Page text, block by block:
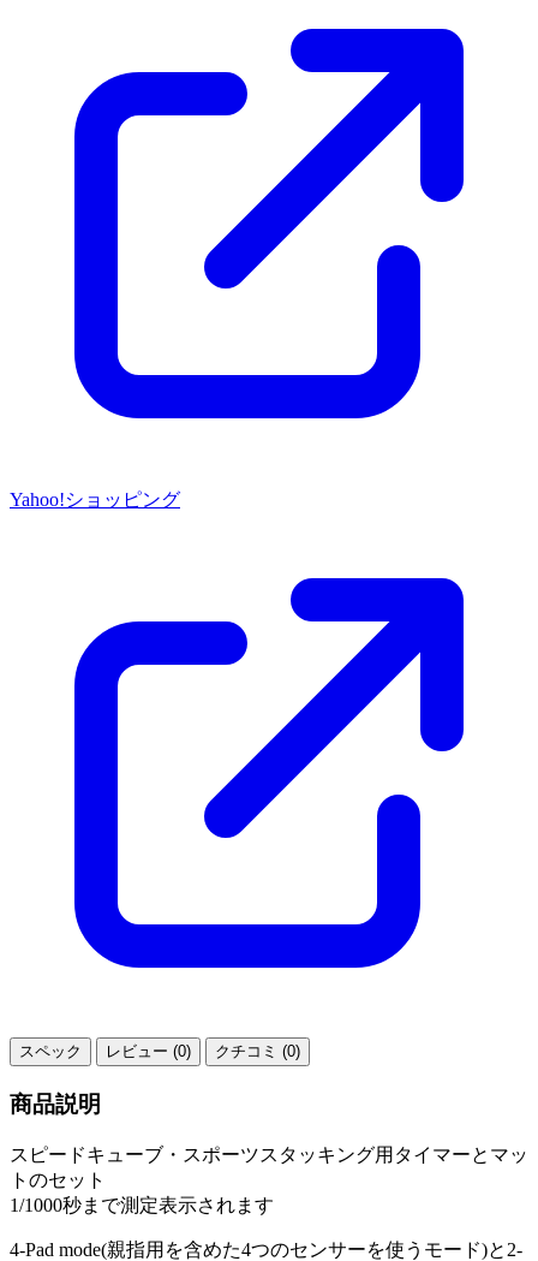
Yahoo!ショッピング
スペック レビュー (0) クチコミ (0)
商品説明
スピードキューブ・スポーツスタッキング用タイマーとマッ
トのセット
1/1000秒まで測定表示されます
4-Pad mode(親指用を含めた4つのセンサーを使うモード)と2-